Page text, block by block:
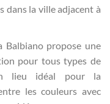
dans la ville adjacent à
Balbiano propose une
pour tous types de
lieu idéal pour la
les couleurs avec